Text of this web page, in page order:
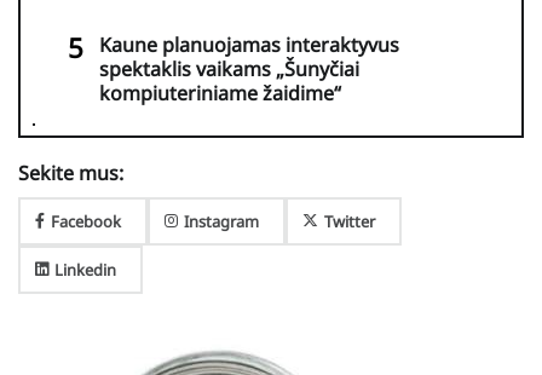
Kaune planuojamas interaktyvus
spektaklis vaikams „Šunyčiai
kompiuteriniame žaidime“
Sekite mus:
Facebook Instagram Twitter
Linkedin